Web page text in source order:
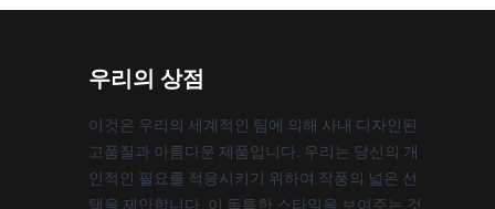
우리의 상점
이것은 우리의 세계적인 팀에 의해 사내 디자인된
고품질과 아름다운 제품입니다. 우리는 당신의 개
인적인 필요를 적응시키기 위하여 작풍의 넓은 선
택을 제안합니다. 이 독특한 스타일을 보여주는 것